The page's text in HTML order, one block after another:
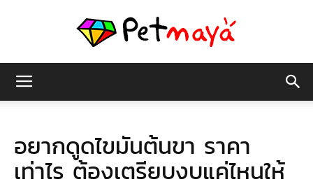
มายา
อยากดูดไขมันต้นขา ราคา
เท่าไร ต้องเตรียบงบแค่ไหนให้